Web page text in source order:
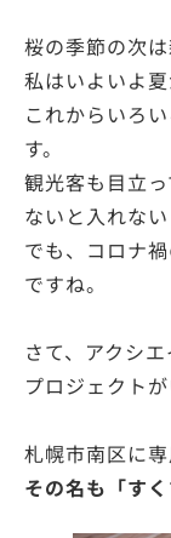
桜の季節の次は
私はいよいよ
これからいろ
す。
観光客も目立
ないと入れない
でも、コロナ
ですね。
さて、アクシ
プロジェクト
札幌市南区に
その名も「す